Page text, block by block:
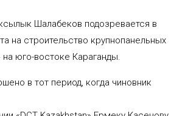
Шалабеков подозревается в
на строительство крупнопанельных
юго-востоке Караганды.
в тот период, когда чиновник